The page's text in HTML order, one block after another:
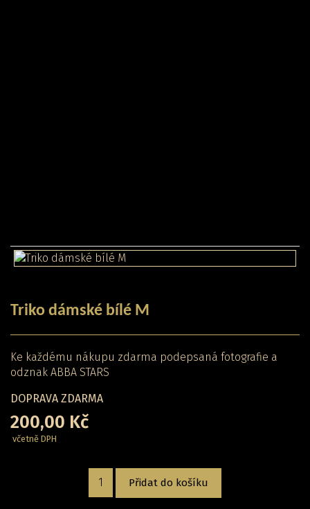
Triko dámské bílé M
Ke každému nákupu zdarma podepsaná fotografie a
odznak ABBA STARS
DOPRAVA ZDARMA
200,00 Kč
včetně DPH
Přidat do košíku